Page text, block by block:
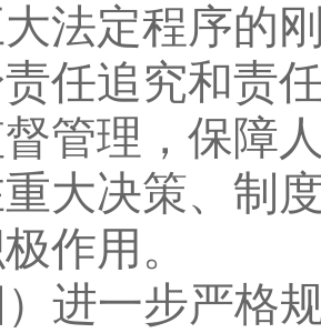
法定程序的
任追究和责
管理，保障
大决策、制
作用 。
）进一步严格